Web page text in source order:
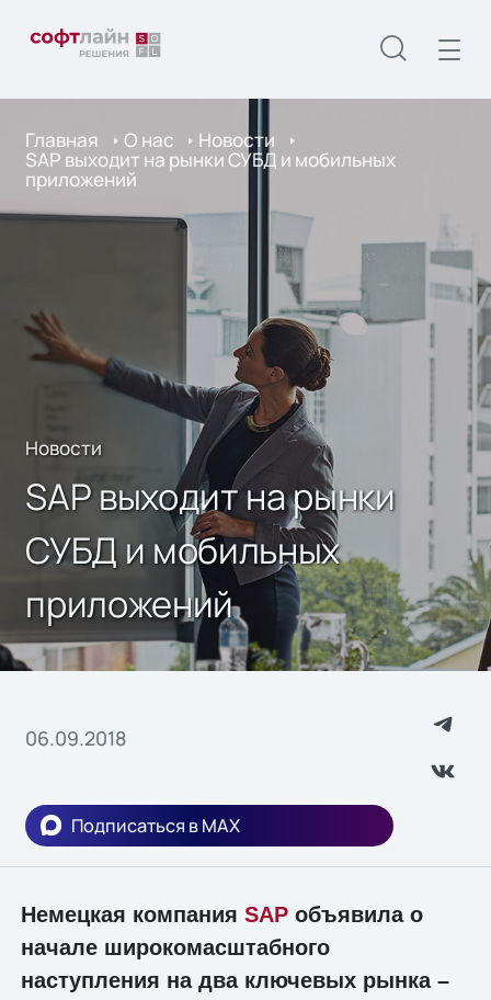
Главная О нас Новости
SAP выходит на рынки СУБД и мобильных
приложений
Новости
SAP выходит на рынки
СУБД и мобильных
приложений
06.09.2018
Подписаться в MAX
Немецкая компания SAPобъявила о
начале широкомасштабного
наступления на два ключевых рынка –